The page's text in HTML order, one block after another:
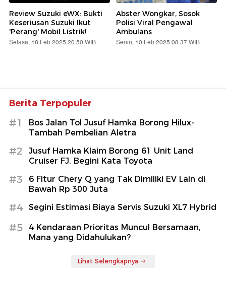
Review Suzuki eWX: Bukti
Keseriusan Suzuki Ikut
'Perang' Mobil Listrik!
Selasa, 18 Feb 2025 20:50 WIB
Abster Wongkar, Sosok
Polisi Viral Pengawal
Ambulans
Senin, 10 Feb 2025 08:37 WIB
Berita Terpopuler
#1
Bos Jalan Tol Jusuf Hamka Borong Hilux-
Tambah Pembelian Aletra
#2
Jusuf Hamka Klaim Borong 61 Unit Land
Cruiser FJ, Begini Kata Toyota
#3
6 Fitur Chery Q yang Tak Dimiliki EV Lain di
Bawah Rp 300 Juta
#4 Segini Estimasi Biaya Servis Suzuki XL7 Hybrid
#5
4 Kendaraan Prioritas Muncul Bersamaan,
Mana yang Didahulukan?
Lihat Selengkapnya